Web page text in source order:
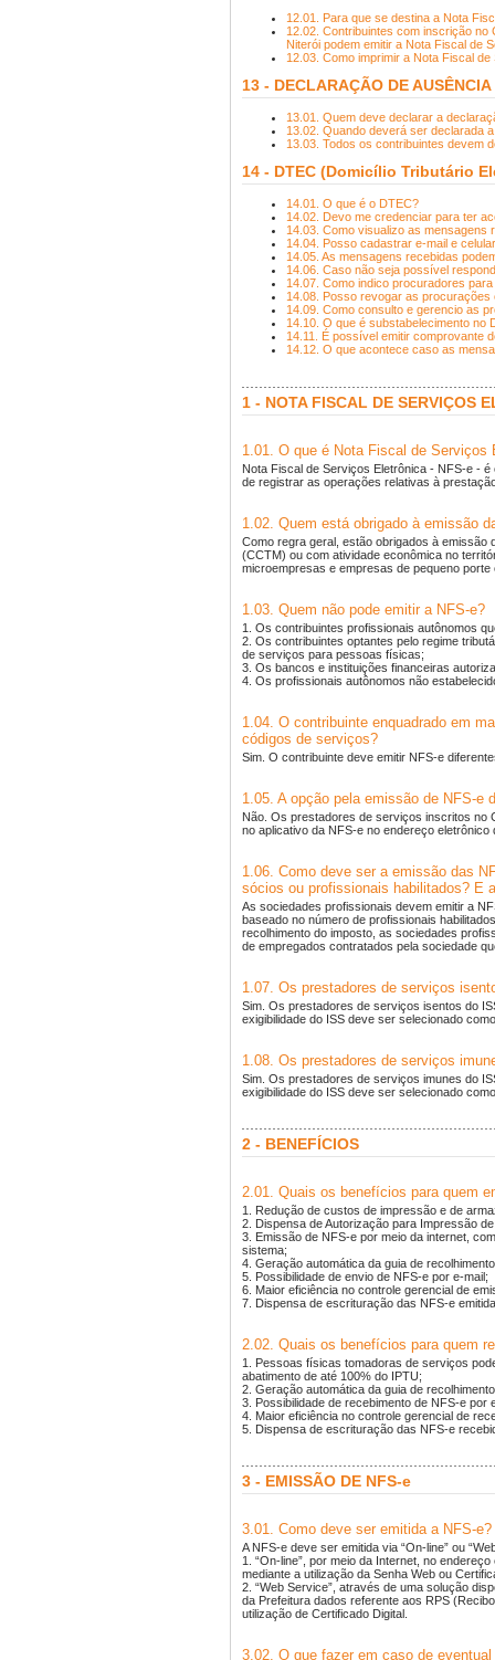
12.01. Para que se destina a Nota
12.02. Contribuintes com inscrição
Niterói podem emitir a Nota Fiscal de
12.03. Como imprimir a Nota Fiscal
13 - DECLARAÇÃO DE
13.01. Quem deve declarar a
13.02. Quando deverá ser declarada
13.03. Todos os contribuintes devem
14 - DTEC (Domicílio Tributário
14.01. O que é o DTEC?
14.02. Devo me credenciar para ter
14.03. Como visualizo as mensagens
14.04. Posso cadastrar e-mail e
14.05. As mensagens recebidas
14.06. Caso não seja possível
14.07. Como indico procuradores
14.08. Posso revogar as procurações
14.09. Como consulto e gerencio as
14.10. O que é substabelecimento no
14.11. É possível emitir comprovante
14.12. O que acontece caso as
1 - NOTA FISCAL DE SERVIÇOS
1.01. O que é Nota Fiscal de Serviços
Nota Fiscal de Serviços Eletrônica - NFS-e -
de registrar as operações relativas à
1.02. Quem está obrigado à emissão
Como regra geral, estão obrigados à
(CCTM) ou com atividade econômica no
microempresas e empresas de pequeno porte
1.03. Quem não pode emitir a NFS-e?
1. Os contribuintes profissionais autônomos
2. Os contribuintes optantes pelo regime
de serviços para pessoas físicas;
3. Os bancos e instituições financeiras
4. Os profissionais autônomos não
1.04. O contribuinte enquadrado em
códigos de serviços?
Sim. O contribuinte deve emitir NFS-e
1.05. A opção pela emissão de NFS-e
Não. Os prestadores de serviços inscritos no
no aplicativo da NFS-e no endereço eletrônico
1.06. Como deve ser a emissão das
sócios ou profissionais habilitados? E
As sociedades profissionais devem emitir a
baseado no número de profissionais
recolhimento do imposto, as sociedades
de empregados contratados pela sociedade
1.07. Os prestadores de serviços
Sim. Os prestadores de serviços isentos do
exigibilidade do ISS deve ser selecionado
1.08. Os prestadores de serviços
Sim. Os prestadores de serviços imunes do
exigibilidade do ISS deve ser selecionado como
2 - BENEFÍCIOS
2.01. Quais os benefícios para quem
1. Redução de custos de impressão e de
2. Dispensa de Autorização para Impressão
3. Emissão de NFS-e por meio da internet,
sistema;
4. Geração automática da guia de
5. Possibilidade de envio de NFS-e por e-mail;
6. Maior eficiência no controle gerencial de
7. Dispensa de escrituração das NFS-e
2.02. Quais os benefícios para quem
1. Pessoas físicas tomadoras de serviços
abatimento de até 100% do IPTU;
2. Geração automática da guia de
3. Possibilidade de recebimento de NFS-e por
4. Maior eficiência no controle gerencial de
5. Dispensa de escrituração das NFS-e
3 - EMISSÃO DE NFS-e
3.01. Como deve ser emitida a NFS-e?
A NFS-e deve ser emitida via “On-line” ou
1. “On-line”, por meio da Internet, no
mediante a utilização da Senha Web ou
2. “Web Service”, através de uma solução
da Prefeitura dados referente aos RPS
utilização de Certificado Digital.
3.02. O que fazer em caso de